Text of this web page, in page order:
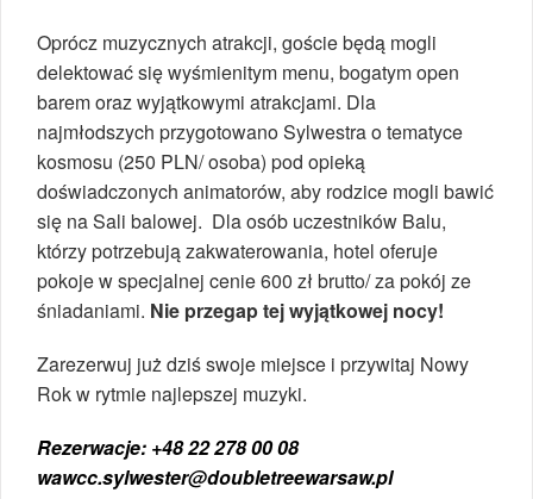
Oprócz muzycznych atrakcji, goście będą mogli
delektować się wyśmienitym menu, bogatym open
barem oraz wyjątkowymi atrakcjami. Dla
najmłodszych przygotowano Sylwestra o tematyce
kosmosu (250 PLN/ osoba) pod opieką
doświadczonych animatorów, aby rodzice mogli bawić
się na Sali balowej. Dla osób uczestników Balu,
którzy potrzebują zakwaterowania, hotel oferuje
pokoje w specjalnej cenie 600 zł brutto/ za pokój ze
śniadaniami. Nie przegap tej wyjątkowej nocy!
Zarezerwuj już dziś swoje miejsce i przywitaj Nowy
Rok w rytmie najlepszej muzyki.
Rezerwacje: +48 22 278 00 08
wawcc.sylwester@doubletreewarsaw.pl